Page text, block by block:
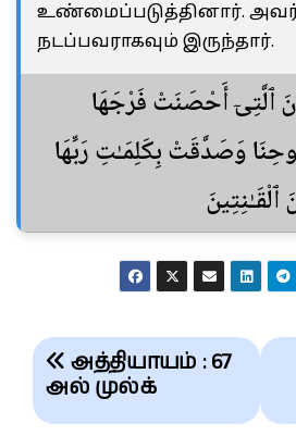
உண்மைப்படுத்தினார். அவர்
நடப்பவராகவும் இருந்தார்.
ٱلَّتِىٓ أَحْصَنَتْ فَرْجَهَا
وَصَدَّقَتْ بِكَلِمَـٰتِ رَبِّهَا
Post
navigation
அத்தியாயம் : 67
அல் முல்க்